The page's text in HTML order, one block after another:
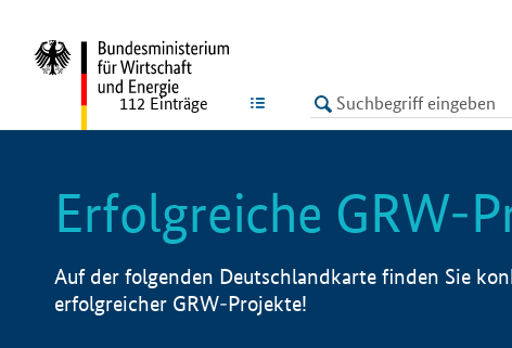
LISTE
112 Einträge
Erfolgreiche GRW-
Auf der folgenden Deutschlandkarte finden Sie
erfolgreicher GRW-Projekte!